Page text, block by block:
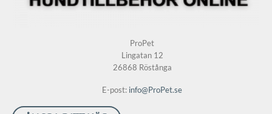
på
på
ProPet
Lingatan 12
26868 Röstånga
E-post: info@ProPet.se